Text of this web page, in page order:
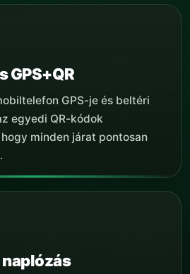
GPS+QR
GPS-je és beltéri
egyedi QR-kódok
minden járat pontosan